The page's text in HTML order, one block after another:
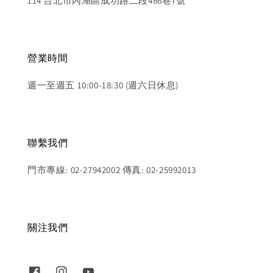
營業時間
週一至週五 10:00-18:30 (週六日休息)
聯繫我們
門市專線: 02-27942002 傳真: 02-25992013
關注我們